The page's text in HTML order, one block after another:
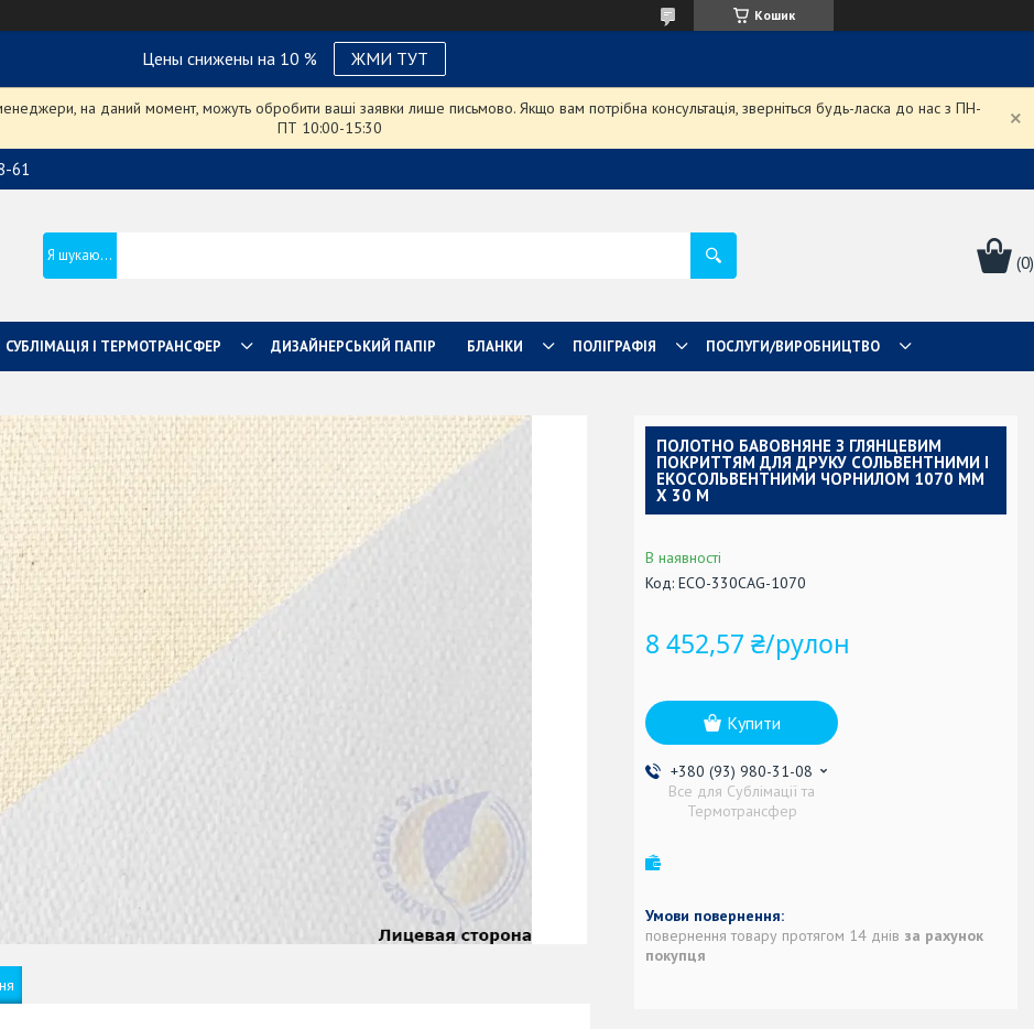
Кошик
Цены снижены на 10 % ЖМИ ТУТ
на даний момент, можуть обробити ваші заявки лише письмово. Якщо вам потрібна консультація, зверніться будь-ласка до нас з ПН-
ПТ 10:00-15:30
61
СУБЛІМАЦІЯ І ТЕРМОТРАНСФЕР ДИЗАЙНЕРСЬКИЙ ПАПІР БЛАНКИ ПОЛІГРАФІЯ ПОСЛУГИ/ВИРОБНИЦТВО
ПОЛОТНО БАВОВНЯНЕ З ГЛЯНЦЕВИМ
ПОКРИТТЯМ ДЛЯ ДРУКУ СОЛЬВЕНТНИМИ І
ЕКОСОЛЬВЕНТНИМИ ЧОРНИЛОМ 1070 ММ
Х 30 М
В наявності
Код: ECO-330CAG-1070
8 452,57 ₴/рулон
Купити
+380 (93) 980-31-08
Все для Сублімації та
Термотрансфер
повернення товару протягом 14 днів за рахунок
покупця